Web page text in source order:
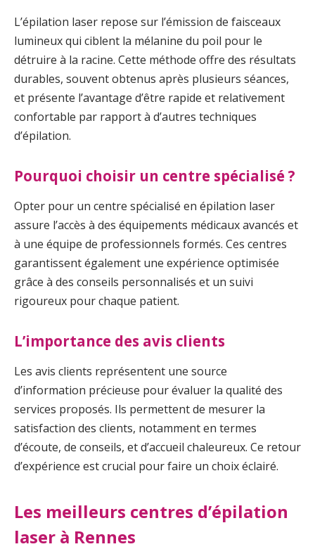
L’épilation laser repose sur l’émission de faisceaux
lumineux qui ciblent la mélanine du poil pour le
détruire à la racine. Cette méthode offre des résultats
durables, souvent obtenus après plusieurs séances,
et présente l’avantage d’être rapide et relativement
confortable par rapport à d’autres techniques
d’épilation.
Pourquoi choisir un centre spécialisé ?
Opter pour un centre spécialisé en épilation laser
assure l’accès à des équipements médicaux avancés et
à une équipe de professionnels formés. Ces centres
garantissent également une expérience optimisée
grâce à des conseils personnalisés et un suivi
rigoureux pour chaque patient.
L’importance des avis clients
Les avis clients représentent une source
d’information précieuse pour évaluer la qualité des
services proposés. Ils permettent de mesurer la
satisfaction des clients, notamment en termes
d’écoute, de conseils, et d’accueil chaleureux. Ce retour
d’expérience est crucial pour faire un choix éclairé.
Les meilleurs centres d’épilation
laser à Rennes